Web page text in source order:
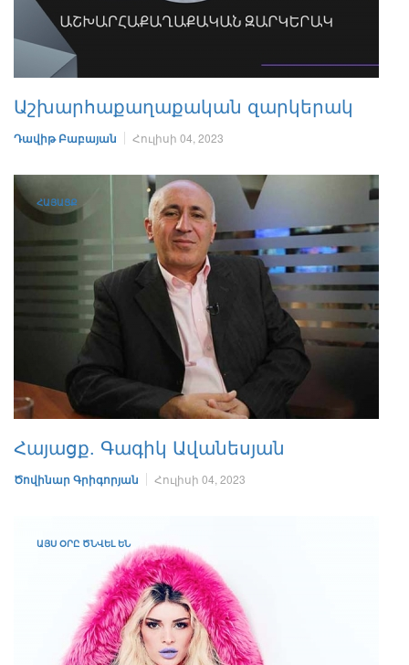
Աշխարհաքաղաքական զարկերակ
Դավիթ Բաբայան Հուլիսի 04, 2023
ՀԱՅԱՑՔ
Հայացք. Գագիկ Ավանեսյան
Ծովինար Գրիգորյան Հուլիսի 04, 2023
ԱՅՍ ՕՐԸ ԾՆՎԵԼ ԵՆ